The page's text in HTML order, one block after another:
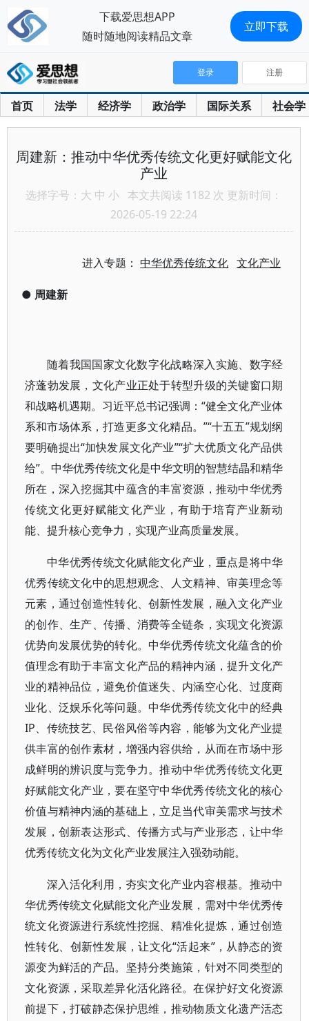
首页 法学 经济学 政治学 国际关系 社会学
登录 注册
周建新：推动中华优秀传统文化更好赋能文化
产业
选择字号： 大 中 小 本文共阅读 1182 次 更新时间：
2026-05-19 22:24
进入专题：中华优秀传统文化 文化产业
● 周建新
随着我国国家文化数字化战略深入实施、数字经
济蓬勃发展，文化产业正处于转型升级的关键窗口期
和战略机遇期。习近平总书记强调：“健全文化产业体
系和市场体系，打造更多文化精品。”“十五五”规划纲
要明确提出“加快发展文化产业”“扩大优质文化产品供
给”。中华优秀传统文化是中华文明的智慧结晶和精华
所在，深入挖掘其中蕴含的丰富资源，推动中华优秀
传统文化更好赋能文化产业，有助于培育产业新动
能、提升核心竞争力，实现产业高质量发展。
中华优秀传统文化赋能文化产业，重点是将中华
优秀传统文化中的思想观念、人文精神、审美理念等
元素，通过创造性转化、创新性发展，融入文化产业
的创作、生产、传播、消费等全链条，实现文化资源
优势向发展优势的转化。中华优秀传统文化蕴含的价
值理念有助于丰富文化产品的精神内涵，提升文化产
业的精神品位，避免价值迷失、内涵空心化、过度商
业化、泛娱乐化等问题。中华优秀传统文化中的经典
IP、传统技艺、民俗风俗等内容，能够为文化产业提
供丰富的创作素材，增强内容供给，从而在市场中形
成鲜明的辨识度与竞争力。推动中华优秀传统文化更
好赋能文化产业，要在坚守中华优秀传统文化的核心
价值与精神内涵的基础上，立足当代审美需求与技术
发展，创新表达形式、传播方式与产业形态，让中华
优秀传统文化为文化产业发展注入强劲动能。
深入活化利用，夯实文化产业内容根基。推动中
华优秀传统文化赋能文化产业发展，需对中华优秀传
统文化资源进行系统性挖掘、精准化提炼，通过创造
性转化、创新性发展，让文化“活起来”，从静态的资
源变为鲜活的产品。坚持分类施策，针对不同类型的
文化资源，采取差异化活化路径。在保护好文化资源
前提下，打破静态保护思维，推动物质文化遗产活态
下载爱思想APP
随时随地阅读精品文章
立即下载